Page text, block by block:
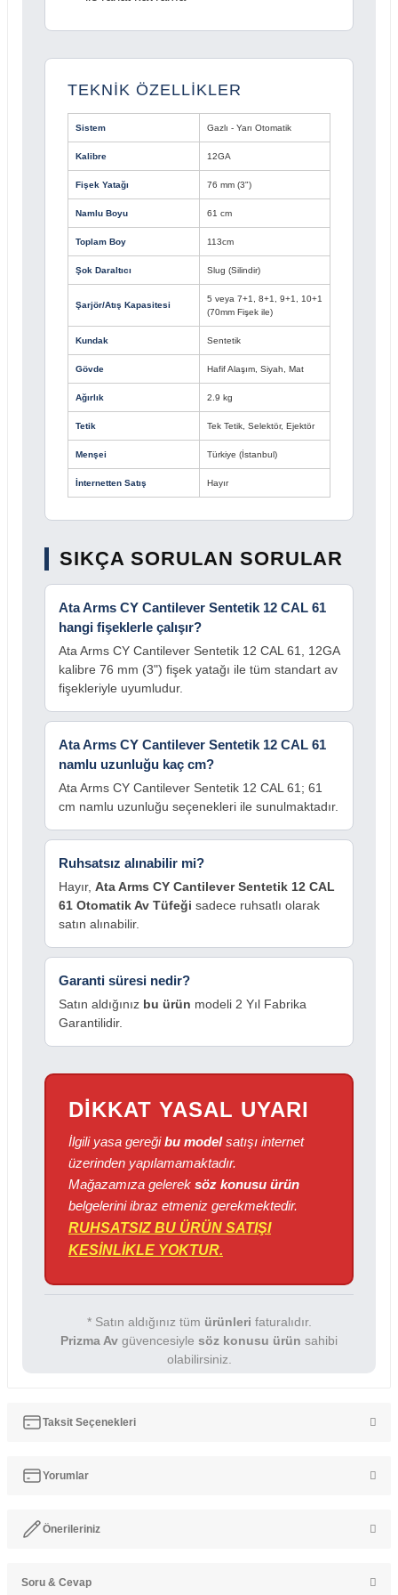
TEKNİK ÖZELLİKLER
Sistem Gazlı - Yarı Otomatik
Kalibre 12GA
Fişek Yatağı 76 mm (3")
Namlu Boyu 61 cm
Toplam Boy 113cm
Şok Daraltıcı Slug (Silindir)
Şarjör/Atış Kapasitesi
5 veya 7+1, 8+1, 9+1, 10+1
(70mm Fişek ile)
Kundak Sentetik
Gövde Hafif Alaşım, Siyah, Mat
Ağırlık 2.9 kg
Tetik Tek Tetik, Selektör, Ejektör
Menşei Türkiye (İstanbul)
İnternetten Satış Hayır
SIKÇA SORULAN SORULAR
Ata Arms CY Cantilever Sentetik 12 CAL 61
hangi fişeklerle çalışır?
Ata Arms CY Cantilever Sentetik 12 CAL 61, 12GA
kalibre 76 mm (3") fişek yatağı ile tüm standart av
fişekleriyle uyumludur.
Ata Arms CY Cantilever Sentetik 12 CAL 61
namlu uzunluğu kaç cm?
Ata Arms CY Cantilever Sentetik 12 CAL 61; 61
cm namlu uzunluğu seçenekleri ile sunulmaktadır.
Ruhsatsız alınabilir mi?
Hayır, Ata Arms CY Cantilever Sentetik 12 CAL
61 Otomatik Av Tüfeği sadece ruhsatlı olarak
satın alınabilir.
Garanti süresi nedir?
Satın aldığınız bu ürün modeli 2 Yıl Fabrika
Garantilidir.
DİKKAT YASAL UYARI
İlgili yasa gereğibu modelsatışı internet
üzerinden yapılamamaktadır.
Mağazamıza gelerek söz konusu ürün
belgelerini ibraz etmeniz gerekmektedir.
RUHSATSIZ BU ÜRÜN SATIŞI
KESİNLİKLE YOKTUR.
* Satın aldığınız tüm ürünleri faturalıdır.
Prizma Av güvencesiyle söz konusu ürün sahibi
olabilirsiniz.
Taksit Seçenekleri
Yorumlar
Önerileriniz
Bu ürünün fiyat bilgisi, resim, ürün açıklamalarında ve diğer
Soru & Cevap